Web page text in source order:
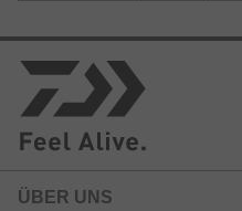
ÜBER UNS